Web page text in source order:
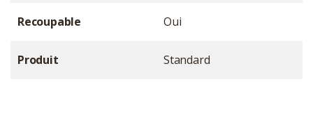
Recoupable Oui
Produit Standard